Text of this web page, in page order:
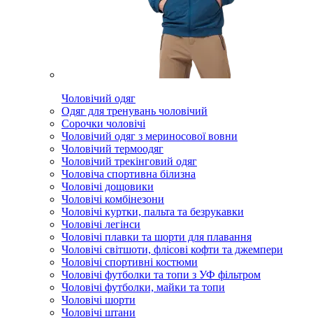
Чоловічий одяг
Одяг для тренувань чоловічий
Сорочки чоловічі
Чоловічий одяг з мериносової вовни
Чоловічий термоодяг
Чоловічий трекінговий одяг
Чоловіча спортивна білизна
Чоловічі дощовики
Чоловічі комбінезони
Чоловічі куртки, пальта та безрукавки
Чоловічі легінси
Чоловічі плавки та шорти для плавання
Чоловічі світшоти, флісові кофти та джемпери
Чоловічі спортивні костюми
Чоловічі футболки та топи з УФ фільтром
Чоловічі футболки, майки та топи
Чоловічі шорти
Чоловічі штани